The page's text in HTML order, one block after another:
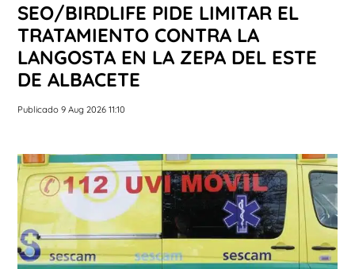
SEO/BIRDLIFE PIDE LIMITAR EL
TRATAMIENTO CONTRA LA
LANGOSTA EN LA ZEPA DEL ESTE
DE ALBACETE
Publicado 9 Aug 2026 11:10